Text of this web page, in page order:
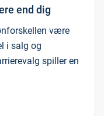
end dig
være
i salg og
spiller en